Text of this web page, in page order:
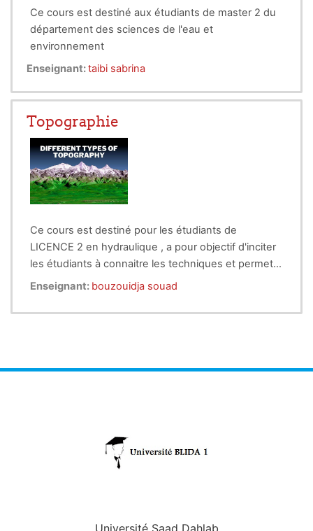
présenter de manière rigoureuse et pédagogique le
travail effectué durant la période qui lui a été
réservée.
Ce cours est destiné aux étudiants de master 2 du
département des sciences de l'eau et
environnement
Enseignant:taibi sabrina
Topographie
Ce cours est destiné pour les étudiants de
LICENCE 2 en hydraulique , a pour objectif d'inciter
les étudiants à connaitre les techniques et permet
de représenter avec précision la forme et les détails
caractéristiques.
Enseignant: bouzouidja souad
Université Saad Dahlab